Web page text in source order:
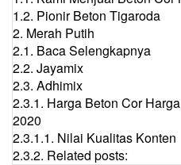
1.2. Pionir Beton Tigaroda
2. Merah Putih
2.1. Baca Selengkapnya
2.2. Jayamix
2.3. Adhimix
2.3.1. Harga Beton Cor
2020
2.3.1.1. Nilai Kualitas Konten
2.3.2. Related posts: